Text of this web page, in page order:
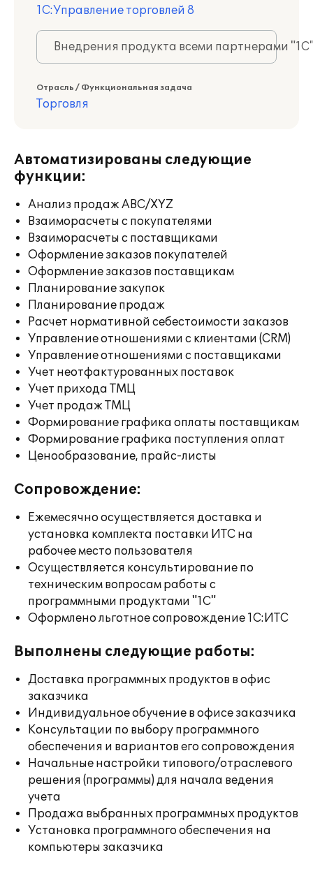
1С:Управление торговлей 8
Внедрения продукта всеми партнерами
Отрасль / Функциональная задача
Торговля
Автоматизированы следующие
функции:
Анализ продаж ABC/XYZ
Взаиморасчеты с покупателями
Взаиморасчеты с поставщиками
Оформление заказов покупателей
Оформление заказов поставщикам
Планирование закупок
Планирование продаж
Расчет нормативной себестоимости заказов
Управление отношениями с клиентами (CRM)
Управление отношениями с поставщиками
Учет неотфактурованных поставок
Учет прихода ТМЦ
Учет продаж ТМЦ
Формирование графика оплаты поставщикам
Формирование графика поступления оплат
Ценообразование, прайс-листы
Сопровождение:
Ежемесячно осуществляется доставка и
установка комплекта поставки ИТС на
рабочее место пользователя
Осуществляется консультирование по
техническим вопросам работы с
программными продуктами "1С"
Оформлено льготное сопровождение 1С:ИТС
Выполнены следующие работы:
Доставка программных продуктов в офис
заказчика
Индивидуальное обучение в офисе заказчика
Консультации по выбору программного
обеспечения и вариантов его сопровождения
Начальные настройки типового/отраслевого
решения (программы) для начала ведения
учета
Продажа выбранных программных продуктов
Установка программного обеспечения на
компьютеры заказчика